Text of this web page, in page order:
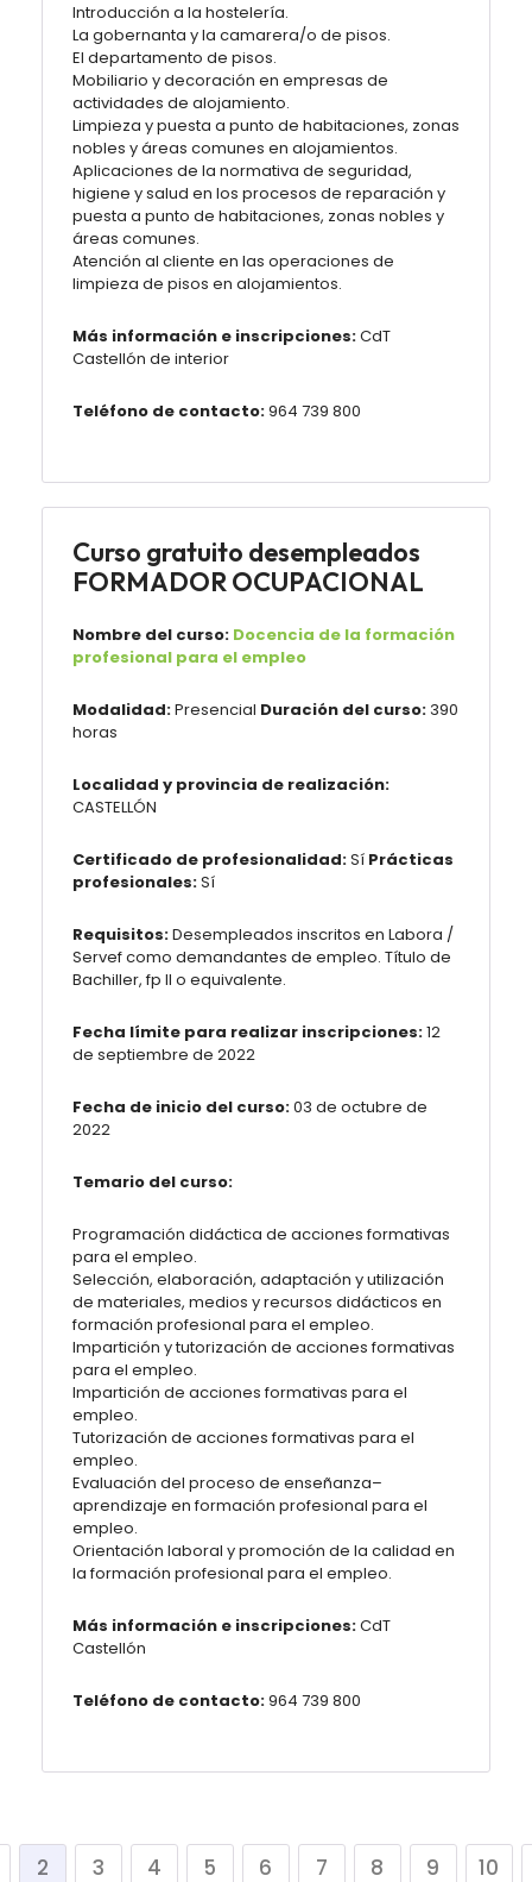
Introducción a la hostelería.
La gobernanta y la camarera/o de pisos.
El departamento de pisos.
Mobiliario y decoración en empresas de
actividades de alojamiento.
Limpieza y puesta a punto de habitaciones, zonas
nobles y áreas comunes en alojamientos.
Aplicaciones de la normativa de seguridad,
higiene y salud en los procesos de reparación y
puesta a punto de habitaciones, zonas nobles y
áreas comunes.
Atención al cliente en las operaciones de
limpieza de pisos en alojamientos.
Más información e inscripciones:CdT
Castellón de interior
Teléfono de contacto:964 739 800
Curso gratuito desempleados
FORMADOR OCUPACIONAL
Nombre del curso: Docencia de la formación
profesional para el empleo
Modalidad:Presencial Duración del curso: 390
horas
Localidad y provincia de realización:
CASTELLÓN
Certificado de profesionalidad:Sí Prácticas
profesionales:Sí
Requisitos:Desempleados inscritos en Labora /
Servef como demandantes de empleo. Título de
Bachiller, fp II o equivalente.
Fecha límite para realizar inscripciones:12
de septiembre de 2022
Fecha de inicio del curso:03 de octubre de
2022
Temario del curso:
Programación didáctica de acciones formativas
para el empleo.
Selección, elaboración, adaptación y utilización
de materiales, medios y recursos didácticos en
formación profesional para el empleo.
Impartición y tutorización de acciones formativas
para el empleo.
Impartición de acciones formativas para el
empleo.
Tutorización de acciones formativas para el
empleo.
Evaluación del proceso de enseñanza–
aprendizaje en formación profesional para el
empleo.
Orientación laboral y promoción de la calidad en
la formación profesional para el empleo.
Más información e inscripciones:CdT
Castellón
Teléfono de contacto:964 739 800
2 3 4 5 6 7 8 9 10